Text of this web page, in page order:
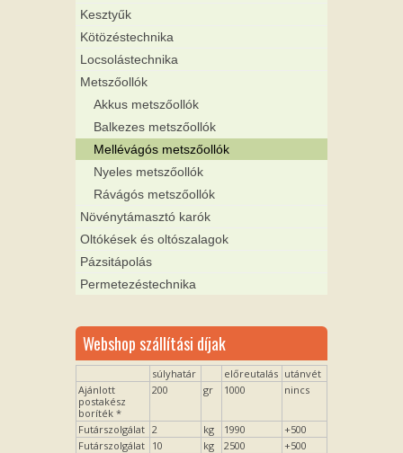
Kesztyűk
Kötözéstechnika
Locsolástechnika
Metszőollók
Akkus metszőollók
Balkezes metszőollók
Mellévágós metszőollók
Nyeles metszőollók
Rávágós metszőollók
Növénytámasztó karók
Oltókések és oltószalagok
Pázsitápolás
Permetezéstechnika
Webshop szállítási díjak
súlyhatár előreutalás utánvét
Ajánlott
postakész
boríték *
200 gr 1000 nincs
Futárszolgálat 2 kg 1990
+500
Futárszolgálat 10 kg 2500
+500